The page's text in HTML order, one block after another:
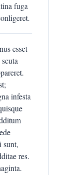
fuga
esset
infesta
sunt,
res.